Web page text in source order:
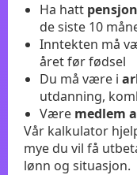
Ha hatt
de siste 10
Inntekten må
året før fødsel
Du må være i
utdanning,
Være medlem
Vår kalkulator
mye du vil få
lønn og situasjon.